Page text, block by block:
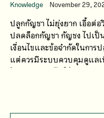
Knowledge November 29,
ปลูกกัญชา ไม่ยุ่งยาก เอื้อต่
ปลดล็อกกัญชา กัญชง ไปเ
เงื่อนไขและข้อจำกัดในกา
แต่ควรมีระบบควบคุมดูแล
ป้องกันการนำไปใช้อย่างผิดวั